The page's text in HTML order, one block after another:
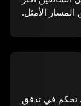
المسار الأمثل.
تحكم في تدفق